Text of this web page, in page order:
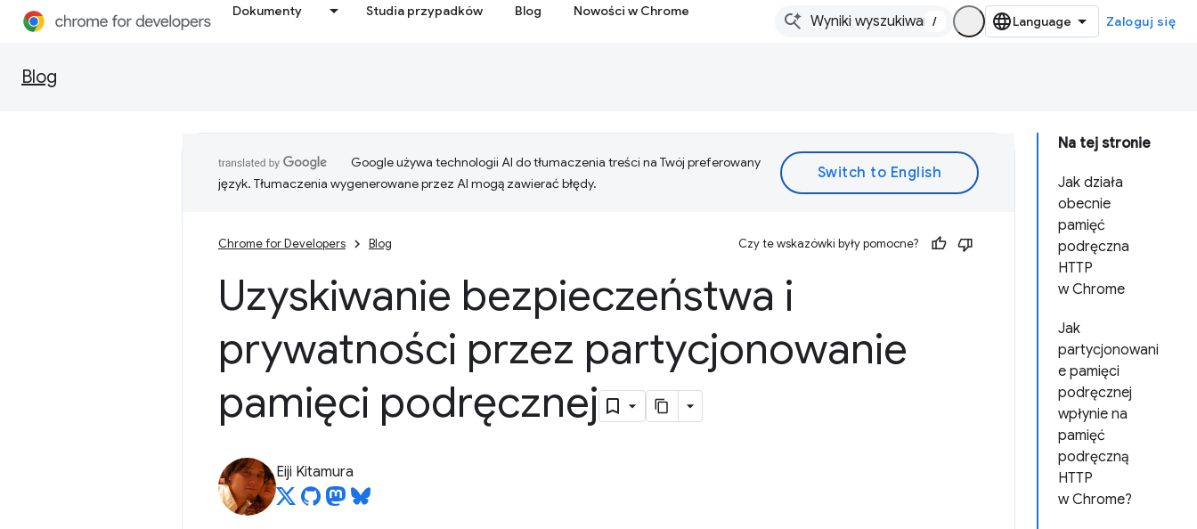
Dokumenty Studia przypadków Blog Nowości w Chrome
/ Zaloguj się
Blog
Na tej stronie
Jak działa
obecnie
pamięć
podręczna
HTTP
w Chrome
Jak
partycjonowani
e pamięci
podręcznej
wpłynie na
pamięć
podręczną
HTTP
w Chrome?
Google używa technologii AI do tłumaczenia treści na Twój preferowany
język. Tłumaczenia wygenerowane przez AI mogą zawierać błędy.
Chrome for Developers Blog Czy te wskazówki były pomocne?
Uzyskiwanie bezpieczeństwa i
prywatności przez partycjonowanie
pamięci podręcznej
Eiji Kitamura